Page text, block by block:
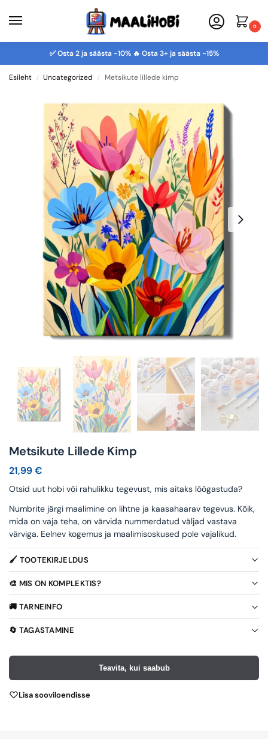
0
✅ Osta 2 ja säästa -10% 🔥 Osta 3+ ja säästa -15%
Esileht / Uncategorized / Metsikute lillede kimp
Metsikute Lillede Kimp
21,99€
Otsid uut hobi või rahulikku tegevust, mis aitaks lõõgastuda?
Numbrite järgi maalimine on lihtne ja kaasahaarav tegevus. Kõik,
mida on vaja teha, on värvida nummerdatud väljad vastava
värviga. Eelnev kogemus ja maalimisoskused pole vajalikud.
🖌️ TOOTEKIRJELDUS
🎨 MIS ON KOMPLEKTIS?
🚚 TARNEINFO
🔄 TAGASTAMINE
Teavita, kui saabub
Lisa sooviloendisse